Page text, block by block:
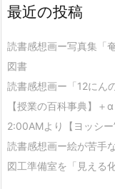
最近の投稿
読書感想画ー写真集「
図書
読書感想画ー「12にん
【授業の百科事典】
2:00AMより【ヨッシー
読書感想画ー絵が苦手
図工準備室を「見える